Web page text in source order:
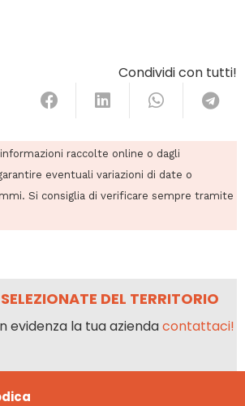
Condividi con tutti!
raccolte online o dagli
eventuali variazioni di date o
Si consiglia di verificare sempre tramite
DEL TERRITORIO
evidenza la tua aziendacontattaci!